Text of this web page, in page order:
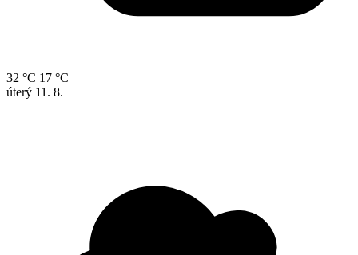
32 °C 17 °C
úterý 11. 8.